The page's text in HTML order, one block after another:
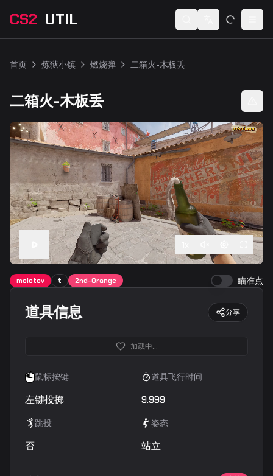
CS2 UTIL Switch language
首页 炼狱小镇 燃烧弹 二箱火-木板丢
二箱火-木板丢
molotov t 2nd-Orange 瞄准点
道具信息 分享
加载中...
鼠标按键
左键投掷
道具飞行时间
9.999
跳投
否
姿态
站立